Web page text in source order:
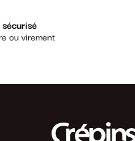
sécurisé
ou virement